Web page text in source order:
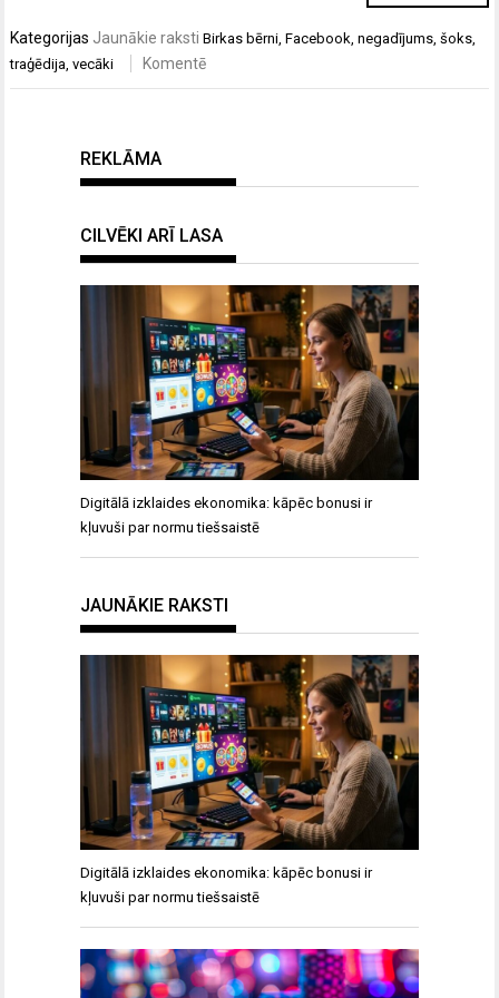
Kategorijas Jaunākie raksti Birkasbērni ,Facebook ,negadījums ,šoks
traģēdija ,vecāki Komentē
REKLĀMA
CILVĒKI ARĪ LASA
Digitālā izklaides ekonomika: kāpēc bonusi ir
kļuvuši par normu tiešsaistē
JAUNĀKIE RAKSTI
Digitālā izklaides ekonomika: kāpēc bonusi ir
kļuvuši par normu tiešsaistē